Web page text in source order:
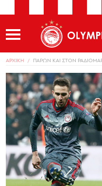
ΑΡΧΙΚΗ ΠΑΡΩΝ ΚΑΙ ΣΤΟΝ